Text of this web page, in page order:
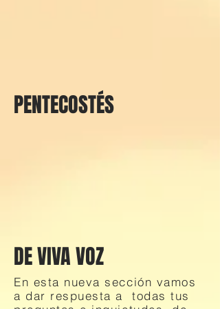
PENTECOSTÉS
DE VIVA VOZ
En esta nueva sección vamos
a dar respuesta a todas tus